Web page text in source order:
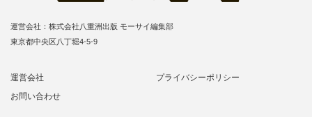
運営会社：株式会社八重洲出版 モーサイ編集部
東京都中央区八丁堀4-5-9
運営会社
プライバシーポリシー
お問い合わせ